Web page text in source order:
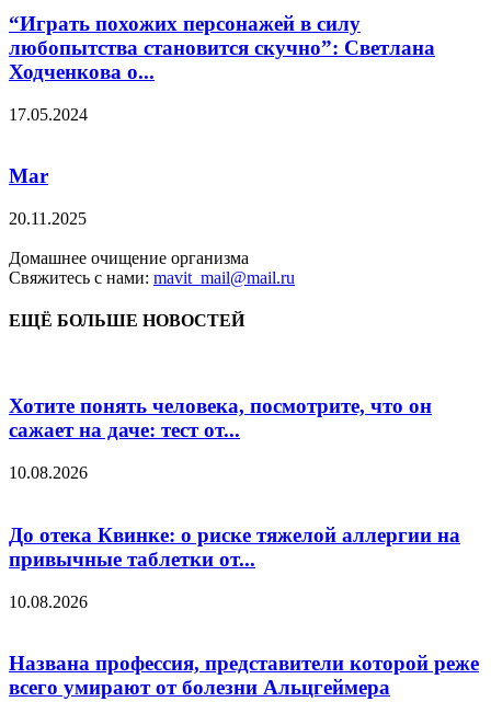
“Играть похожих персонажей в силу
любопытства становится скучно”: Светлана
Ходченкова о...
17.05.2024
Mar
20.11.2025
Домашнее очищение организма
Свяжитесь с нами: mavit_mail@mail.ru
ЕЩЁ БОЛЬШЕ НОВОСТЕЙ
Хотите понять человека, посмотрите, что он
сажает на даче: тест от...
10.08.2026
До отека Квинке: о риске тяжелой аллергии на
привычные таблетки от...
10.08.2026
Названа профессия, представители которой реже
всего умирают от болезни Альцгеймера